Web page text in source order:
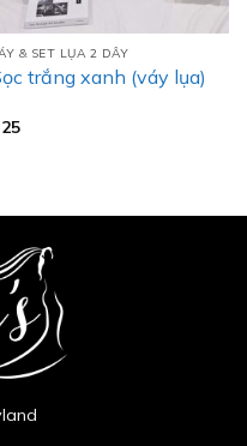
& SET LỤA 2 DÂY
trắng xanh (váy lụa)
25